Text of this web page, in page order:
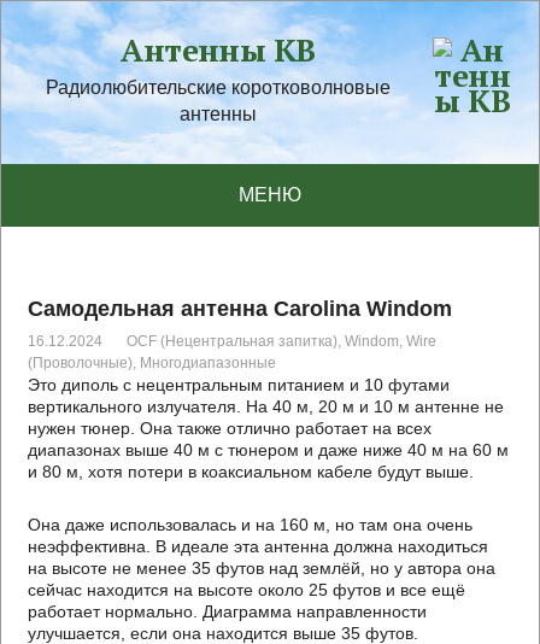
Антенны КВ
Радиолюбительские коротковолновые
антенны
МЕНЮ
Самодельная антенна Carolina Windom
16.12.2024 OCF (Нецентральная запитка),Windom,Wire
(Проволочные), Многодиапазонные
Это диполь с нецентральным питанием и 10 футами
вертикального излучателя. На 40 м, 20 м и 10 м антенне не
нужен тюнер. Она также отлично работает на всех
диапазонах выше 40 м с тюнером и даже ниже 40 м на 60 м
и 80 м, хотя потери в коаксиальном кабеле будут выше.
Она даже использовалась и на 160 м, но там она очень
неэффективна. В идеале эта антенна должна находиться
на высоте не менее 35 футов над землёй, но у автора она
сейчас находится на высоте около 25 футов и все ещё
работает нормально. Диаграмма направленности
улучшается, если она находится выше 35 футов.